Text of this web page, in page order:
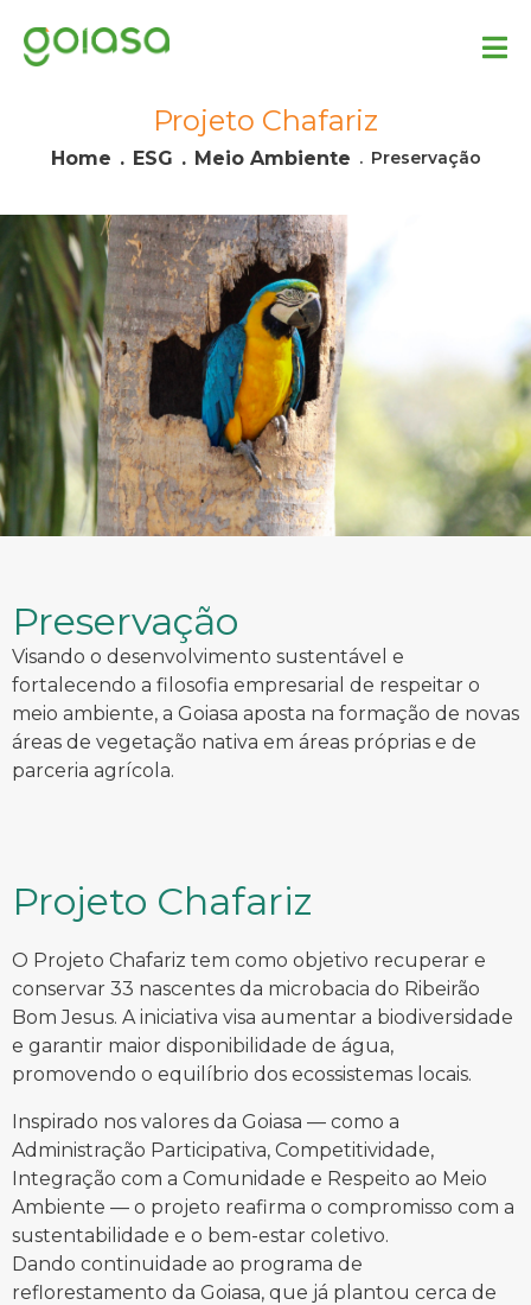
Projeto Chafariz
Home ESG Meio Ambiente Preservação
Preservação
Visando o desenvolvimento sustentável e
fortalecendo a filosofia empresarial de respeitar o
meio ambiente, a Goiasa aposta na formação de novas
áreas de vegetação nativa em áreas próprias e de
parceria agrícola.
Projeto Chafariz
O Projeto Chafariz tem como objetivo recuperar e
conservar 33 nascentes da microbacia do Ribeirão
Bom Jesus. A iniciativa visa aumentar a biodiversidade
e garantir maior disponibilidade de água,
promovendo o equilíbrio dos ecossistemas locais.
Inspirado nos valores da Goiasa — como a
Administração Participativa, Competitividade,
Integração com a Comunidade e Respeito ao Meio
Ambiente — o projeto reafirma o compromisso com a
sustentabilidade e o bem-estar coletivo.
Dando continuidade ao programa de
reflorestamento da Goiasa, que já plantou cerca de